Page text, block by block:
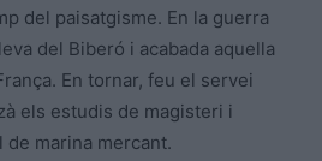
del paisatgisme. En la guerra
del Biberó i acabada aquella
En tornar, feu el servei
els estudis de magisteri i
marina mercant.